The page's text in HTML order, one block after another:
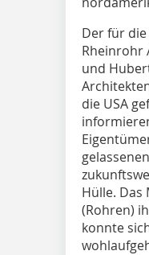
Der für
Rheinrohr
und
die USA
Hülle. Das
(Rohren)
konnte